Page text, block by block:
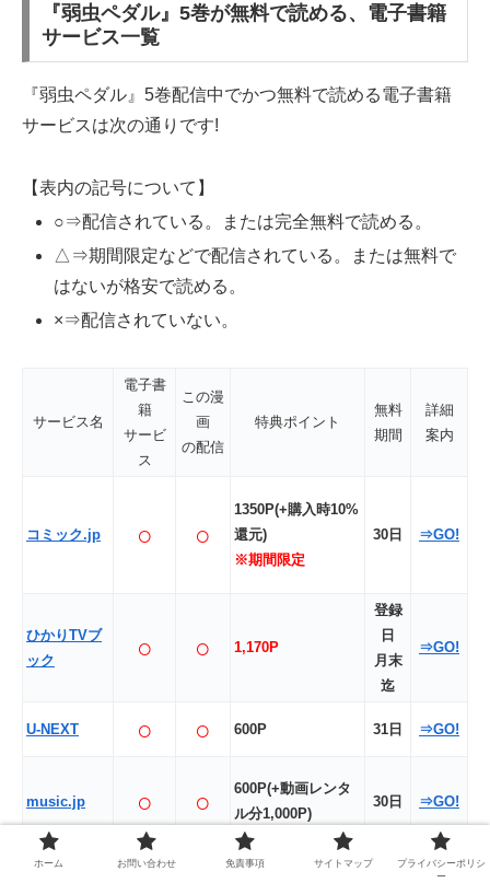
『弱虫ペダル』5巻が無料で読める、電子書籍
サービス一覧
『弱虫ペダル』5巻配信中でかつ無料で読める電子書籍
サービスは次の通りです!
【表内の記号について】
○⇒配信されている。または完全無料で読める。
△⇒期間限定などで配信されている。または無料で
はないが格安で読める。
×⇒配信されていない。
サービス名
電子書
籍
サービ
ス
この漫
画
の配信
特典ポイント
無料
期間
詳細
案内
コミック.jp ○ ○
1350P(+購入時10%
還元)
※期間限定
30日 ⇒GO!
ひかりTVブ
ック
○ ○ 1,170P
登録
日
月末
迄
⇒GO!
U-NEXT ○ ○ 600P 31日 ⇒GO!
music.jp ○ ○
600P(+動画レンタ
ル分1,000P)
30日 ⇒GO!
ホーム お問い合わせ 免責事項 サイトマップ
プライバシーポリシ
ー